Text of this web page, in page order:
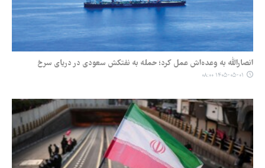
انصارالله به وعده‌اش عمل کرد؛ حمله به نفتکش سعودی در دریای سرخ
۱۴۰۵-۰۵-۰۱ ۰۸:۰۰